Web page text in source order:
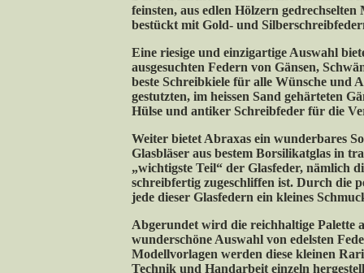
feinsten, aus edlen Hölzern
bestückt mit Gold- und
Eine riesige und einzigartige Auswahl
ausgesuchten Federn von Gänsen,
beste Schreibkiele für alle Wünsche und
gestutzten, im heissen Sand gehärteten
Hülse und antiker Schreibfeder für die
Weiter bietet Abraxas ein wunderbares
Glasbläser aus bestem Borsilikatglas in
„wichtigste Teil“ der Glasfeder, nämlich
schreibfertig zugeschliffen ist. Durch die
jede dieser Glasfedern ein kleines
Abgerundet wird die reichhaltige Palette
wunderschöne Auswahl von edelsten
Modellvorlagen werden diese kleinen
Technik und Handarbeit einzeln